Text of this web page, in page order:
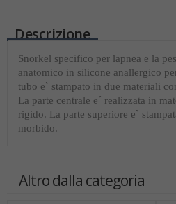
Descrizione
Snorkel specifico per lapnea e la
anatomico in silicone anallergico
tubo e` stampato in due materiali
La parte centrale e´ realizzata in
rigido. La parte superiore e`
morbido.
Altro dalla categoria